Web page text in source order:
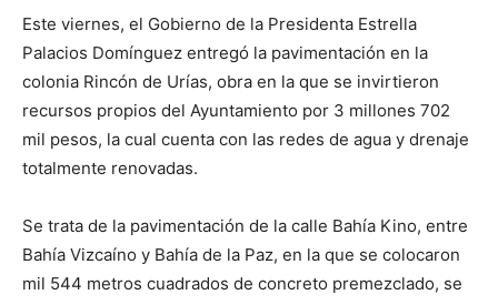
Este viernes, el Gobierno de la Presidenta Estrella
Palacios Domínguez entregó la pavimentación en la
colonia Rincón de Urías, obra en la que se invirtieron
recursos propios del Ayuntamiento por 3 millones 702
mil pesos, la cual cuenta con las redes de agua y drenaje
totalmente renovadas.
Se trata de la pavimentación de la calle Bahía Kino, entre
Bahía Vizcaíno y Bahía de la Paz, en la que se colocaron
mil 544 metros cuadrados de concreto premezclado, se